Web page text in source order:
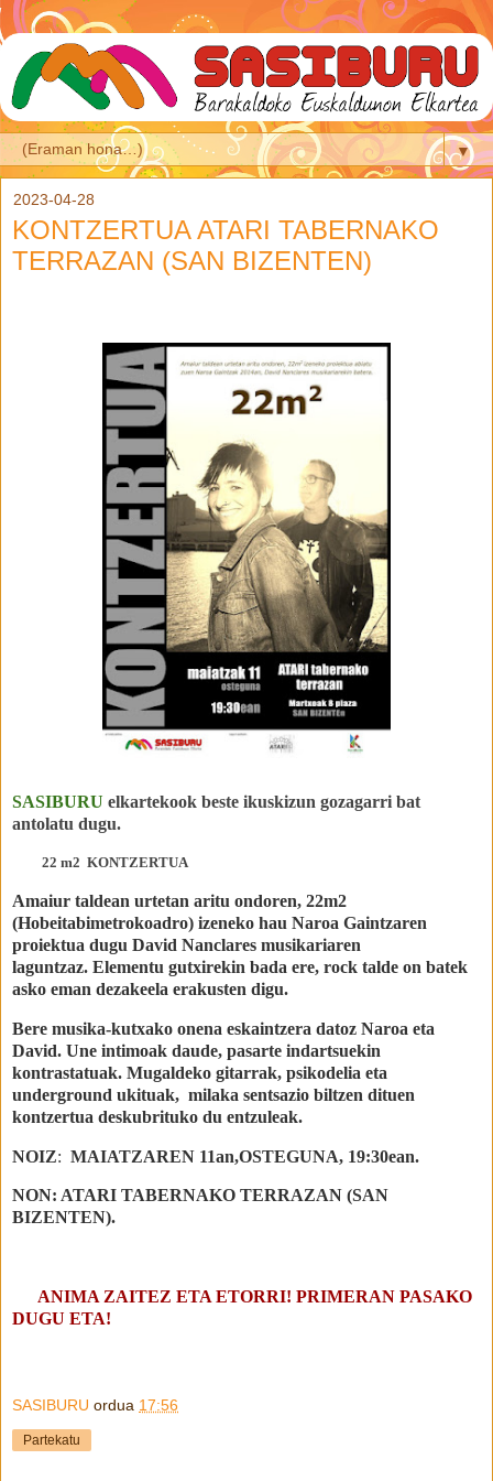
▼
2023-04-28
KONTZERTUA ATARI TABERNAKO
TERRAZAN (SAN BIZENTEN)
SASIBURU elkartekook beste ikuskizun gozagarri bat
antolatu dugu.
22 m2 KONTZERTUA
Amaiur taldean urtetan aritu ondoren, 22m2
(Hobeitabimetrokoadro) izeneko hau Naroa Gaintzaren
proiektua dugu David Nanclares musikariaren
laguntzaz. Elementu gutxirekin bada ere, rock talde on batek
asko eman dezakeela erakusten digu.
Bere musika-kutxako onena eskaintzera datoz Naroa eta
David. Une intimoak daude, pasarte indartsuekin
kontrastatuak. Mugaldeko gitarrak, psikodelia eta
underground ukituak, milaka sentsazio biltzen dituen
kontzertua deskubrituko du entzuleak.
NOIZ: MAIATZAREN 11an,OSTEGUNA, 19:30ean.
NON: ATARI TABERNAKO TERRAZAN (SAN
BIZENTEN).
ANIMA ZAITEZ ETA ETORRI! PRIMERAN PASAKO
DUGU ETA!
SASIBURU ordua 17:56
Partekatu